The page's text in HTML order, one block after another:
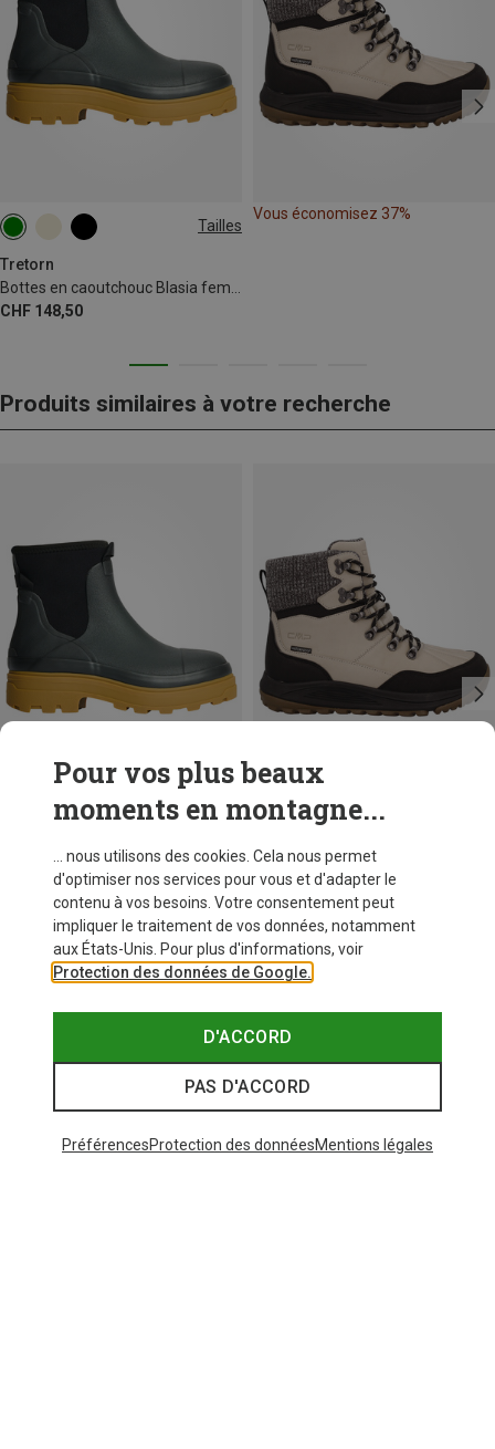
Tailles
Tretorn
CHF 148,50
37 38
41
42
Vous économisez 37%
Produits similaires à votre recherche
Tailles
Bottes en caoutchouc Blasia femme
CHF 148,50
38 39 40
41
Vous économisez 37%
Pour vos plus beaux
moments en montagne...
... nous utilisons des cookies. Cela nous permet
d'optimiser nos services pour vous et d'adapter le
contenu à vos besoins. Votre consentement peut
impliquer le traitement de vos données, notamment
aux États-Unis. Pour plus d'informations, voir
Protection des données de Google.
D'ACCORD
PAS D'ACCORD
PréférencesProtection des donnéesMentions légales